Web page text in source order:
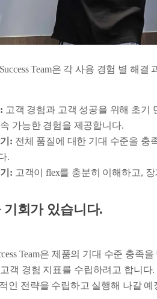
Team은 각 사용 경험 별 해결
고객 경험과 고객 성공을 위해 초기
가능한 경험을 제공합니다.
: 전체 품질에 대한 기대 수준을 충
.
: 고객이 flex를 충분히 이해하고,
회가 있습니다.
Team은 제품의 기대 수준 충족
고객 경험 지표를 수립하려고 합니
인 전략을 수립하고 실행해 나갈 예